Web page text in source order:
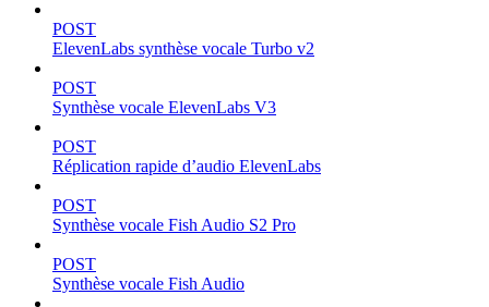
POST
ElevenLabs synthèse vocale Turbo v2
POST
Synthèse vocale ElevenLabs V3
POST
Réplication rapide d’audio ElevenLabs
POST
Synthèse vocale Fish Audio S2 Pro
POST
Synthèse vocale Fish Audio